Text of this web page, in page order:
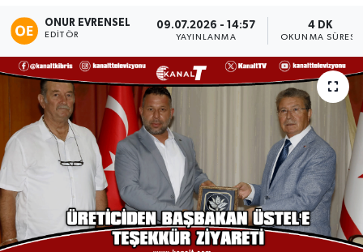
ONUR EVRENSEL
EDITÖR
09.07.2026 - 14:57
YAYINLANMA
4 DK
OKUNMA SÜRESI